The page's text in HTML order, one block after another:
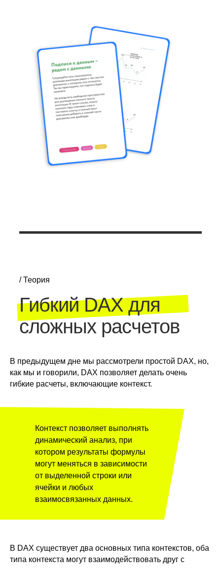
Гибкий DAX для
сложных расчетов
/ Теория
В предыдущем дне мы рассмотрели простой DAX, но,
как мы и говорили, DAX позволяет делать очень
гибкие расчеты, включающие контекст.
Контекст позволяет выполнять
динамический анализ, при
котором результаты формулы
могут меняться в зависимости
от выделенной строки или
ячейки и любых
взаимосвязанных данных.
В DAX существует два основных типа контекстов, оба
типа контекста могут взаимодействовать друг с